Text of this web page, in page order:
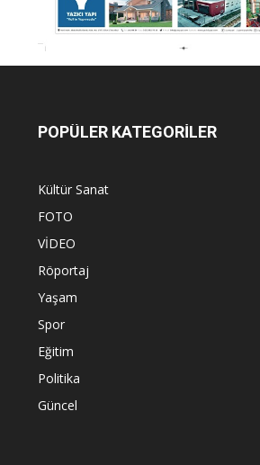
POPÜLER KATEGORİLER
Kültür Sanat
FOTO
VİDEO
Röportaj
Yaşam
Spor
Eğitim
Politika
Güncel